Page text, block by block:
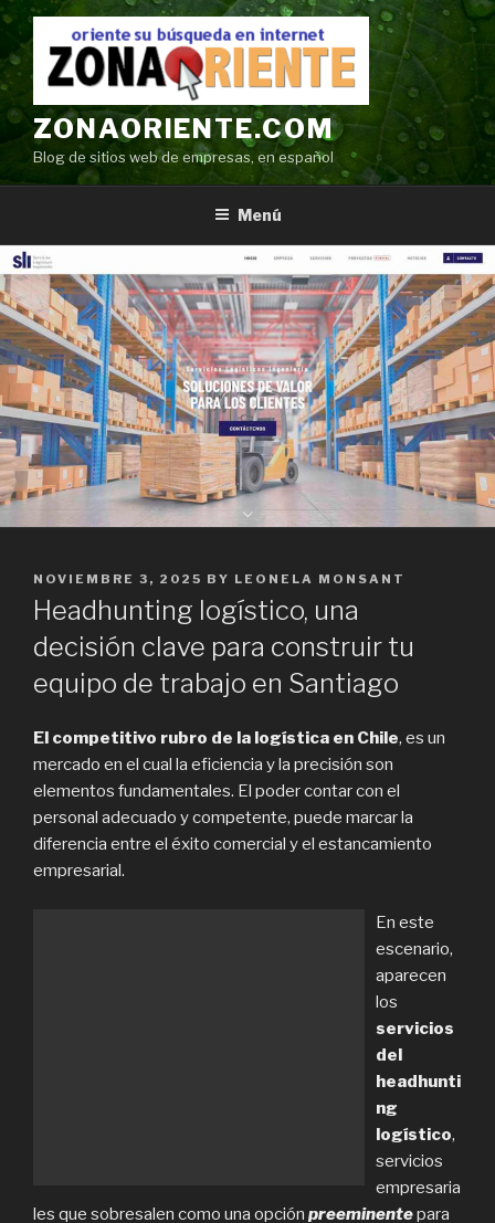
Ir
contenido
ZONAORIENTE.COM
Blog de sitios web de empresas, en español
Menú
POSTED
ON
NOVIEMBRE 3, 2025 BY LEONELA MONSANT
Headhunting logístico, una
decisión clave para construir tu
equipo de trabajo en Santiago
El competitivo rubro de la logística en Chile, es un
mercado en el cual la eficiencia y la precisión son
elementos fundamentales. El poder contar con el
personal adecuado y competente, puede marcar la
diferencia entre el éxito comercial y el estancamiento
empresarial.
En este
escenario,
aparecen
los
servicios
del
headhunti
ng
logístico,
servicios
empresaria
les que sobresalen como una opción preeminentepara